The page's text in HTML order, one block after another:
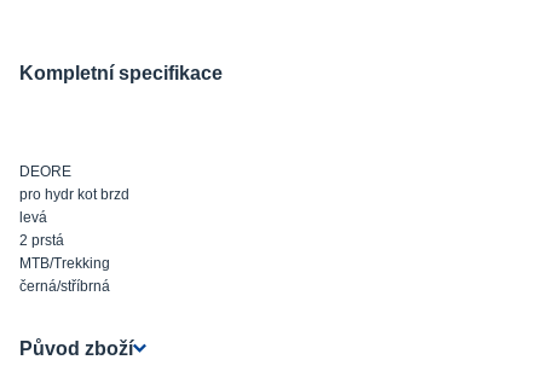
Kompletní specifikace
DEORE
pro hydr kot brzd
levá
2 prstá
MTB/Trekking
černá/stříbrná
Původ zboží